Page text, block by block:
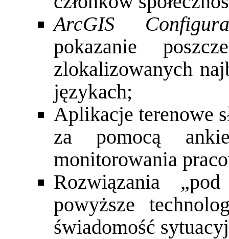
ArcGIS
pokazanie
zlokalizowanych
językach;
Aplikacje terenowe
za pomocą
monitorowania
Rozwiązania
powyższe
świadomość